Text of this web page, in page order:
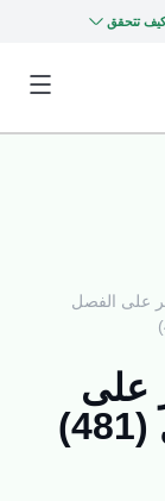
كيف تتحقق
على الفصل
على